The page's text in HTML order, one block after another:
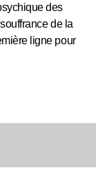
des
de la
ligne pour